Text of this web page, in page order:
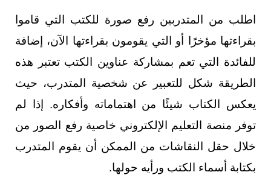
اطلب من المتدربين رفع صورة للكتب التي قاموا
بقراءتها مؤخرًا أو التي يقومون بقراءتها الآن، إضافة
للفائدة التي تعم بمشاركة عناوين الكتب تعتبر هذه
الطريقة شكل للتعبير عن شخصية المتدرب، حيث
يعكس الكتاب شيئًا من اهتماماته وأفكاره. إذا لم
توفر منصة التعليم الإلكتروني خاصية رفع الصور من
خلال حقل النقاشات من الممكن أن يقوم المتدرب
بكتابة أسماء الكتب ورأيه حولها.